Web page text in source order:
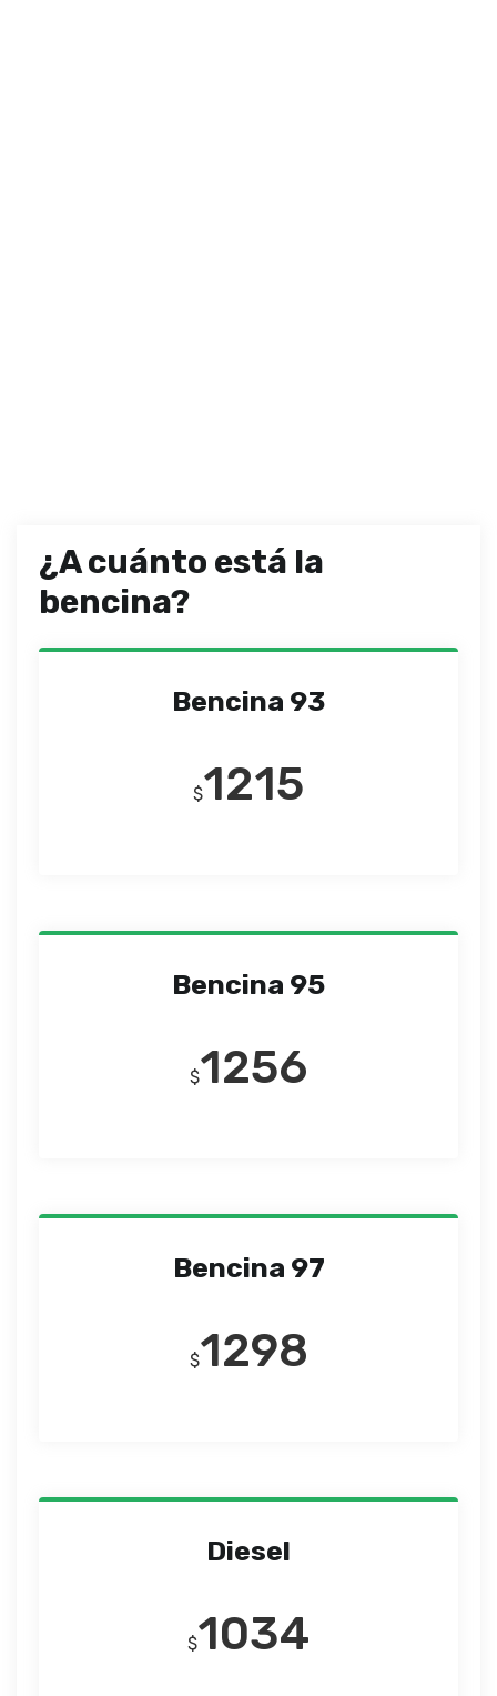
¿A cuánto está la
bencina?
Bencina 93
$1215
Bencina 95
$1256
Bencina 97
$1298
Diesel
$1034